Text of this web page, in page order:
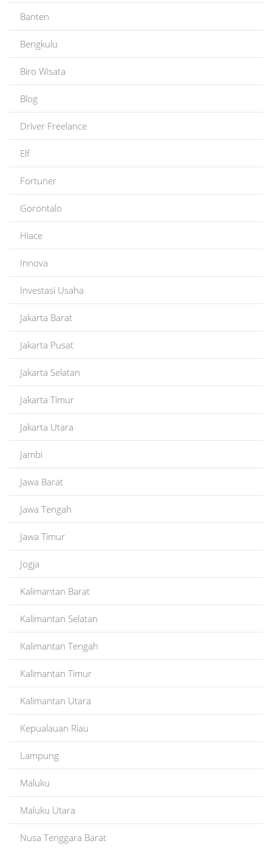
Banten
Bengkulu
Biro Wisata
Blog
Driver Freelance
Elf
Fortuner
Gorontalo
Hiace
Innova
Investasi Usaha
Jakarta Barat
Jakarta Pusat
Jakarta Selatan
Jakarta Timur
Jakarta Utara
Jambi
Jawa Barat
Jawa Tengah
Jawa Timur
Jogja
Kalimantan Barat
Kalimantan Selatan
Kalimantan Tengah
Kalimantan Timur
Kalimantan Utara
Kepualauan Riau
Lampung
Maluku
Maluku Utara
Nusa Tenggara Barat